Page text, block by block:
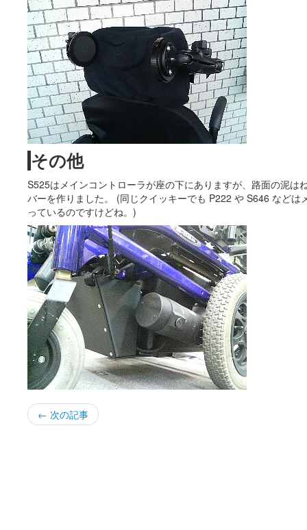
その他
S525はメインコントローラが座の下にありますが、路面の泥は
バーを作りました。 (同じクイッキーでも P222 や S646 などは
っているのですけどね。)
← 次の記事